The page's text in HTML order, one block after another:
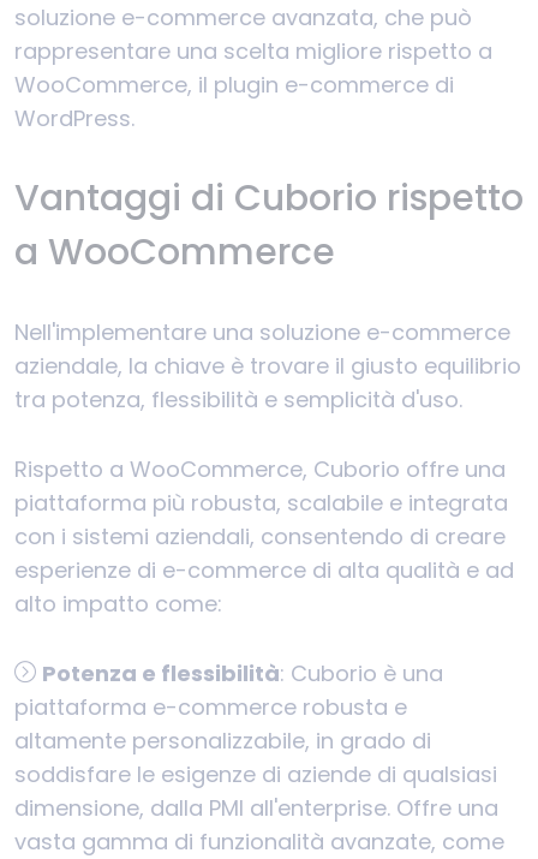
soluzione e-commerce avanzata, che può
rappresentare una scelta migliore rispetto a
WooCommerce, il plugin e-commerce di
WordPress.
Vantaggi di Cuborio rispetto
a WooCommerce
Nell'implementare una soluzione e-commerce
aziendale, la chiave è trovare il giusto equilibrio
tra potenza, flessibilità e semplicità d'uso.
Rispetto a WooCommerce, Cuborio offre una
piattaforma più robusta, scalabile e integrata
con i sistemi aziendali, consentendo di creare
esperienze di e-commerce di alta qualità e ad
alto impatto come:
Potenza e flessibilità: Cuborio è una
piattaforma e-commerce robusta e
altamente personalizzabile, in grado di
soddisfare le esigenze di aziende di qualsiasi
dimensione, dalla PMI all'enterprise. Offre una
vasta gamma di funzionalità avanzate, come